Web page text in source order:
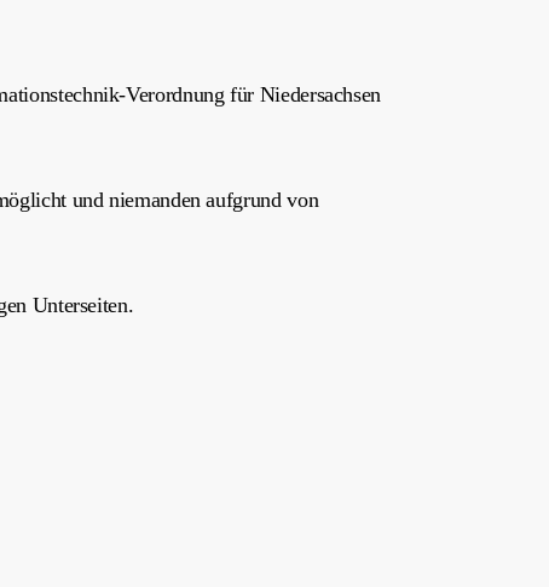
Verordnung für Niedersachsen
und niemanden aufgrund von
Unterseiten.